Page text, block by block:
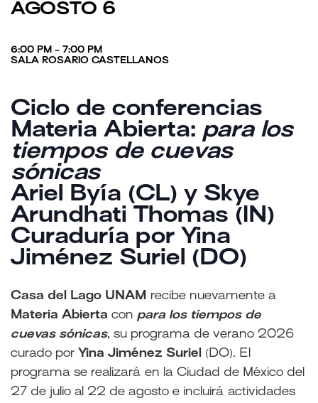
AGOSTO 6
6:00 PM - 7:00 PM
SALA ROSARIO CASTELLANOS
Ciclo de conferencias
Materia Abierta: para los
tiempos de cuevas
sónicas
Ariel Byía (CL) y Skye
Arundhati Thomas (IN)
Curaduría por Yina
Jiménez Suriel (DO)
Casa del Lago UNAM
recibe nuevamente a
Materia Abierta con para los tiempos de
cuevas sónicas, su programa de verano 2026
curado por Yina Jiménez Suriel
(DO). El
programa se realizará en la Ciudad de México del
27 de julio al 22 de agosto e incluirá actividades